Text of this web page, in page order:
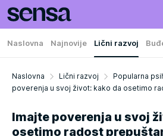
Naslovna Najnovije Lični razvoj
Naslovna Lični razvoj Popularna
poverenja u svoj život: kako da osetimo
Imajte poverenja u svoj
osetimo radost